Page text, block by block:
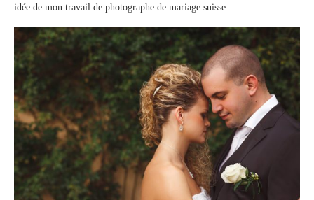
idée de mon travail de photographe de mariage suisse.